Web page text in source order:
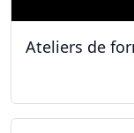
Ateliers de